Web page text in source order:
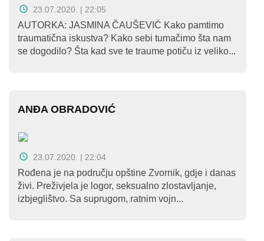
23.07.2020. | 22:05
AUTORKA: JASMINA ČAUŠEVIĆ Kako pamtimo
traumatična iskustva? Kako sebi tumačimo šta nam
se dogodilo? Šta kad sve te traume potiču iz veliko...
ANĐA OBRADOVIĆ
23.07.2020. | 22:04
Rođena je na području opštine Zvornik, gdje i danas
živi. Preživjela je logor, seksualno zlostavljanje,
izbjeglištvo. Sa suprugom, ratnim vojn...